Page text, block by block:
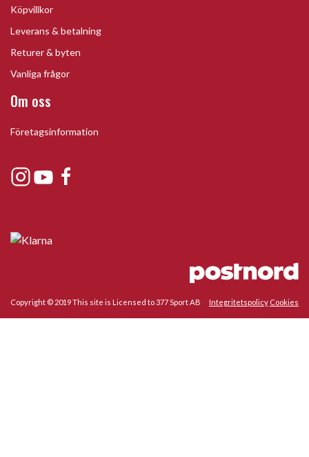
Köpvillkor
Leverans & betalning
Returer & byten
Vanliga frågor
Om oss
Företagsinformation
Copyright © 2019 This site is Licensed to 377 Sport AB Integritetspolicy Cookies